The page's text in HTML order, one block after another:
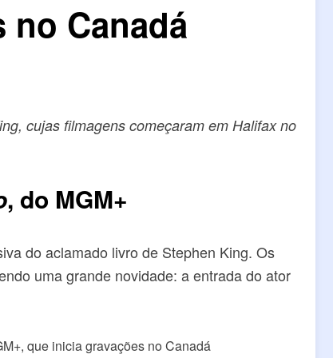
no Canadá
cujas filmagens começaram em Halifax no
, do MGM+
do aclamado livro de Stephen King. Os
uma grande novidade: a entrada do ator